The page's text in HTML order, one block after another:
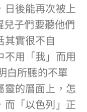
日後能再次被上
子們要聽他們
其實很不自
不用「我」而用
白所聽的不單
靈的層面上，怎
而「以色列」正